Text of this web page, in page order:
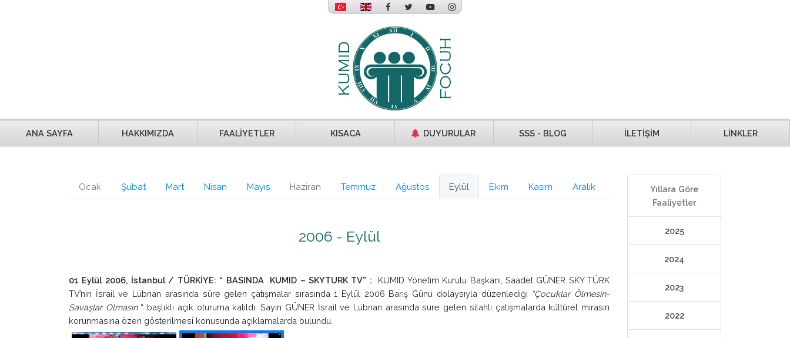
ANA SAYFA HAKKIMIZDA FAALİYETLER KISACA DUYURULAR SSS - BLOG İLETİŞİM LİNKLER
Ocak Şubat Mart Nisan Mayıs Haziran Temmuz Ağustos Eylül Ekim Kasım Aralık
2006 - Eylül
01 Eylül 2006, İstanbul / TÜRKİYE: “ BASINDA KUMID – SKYTURK TV” : KUMID Yönetim Kurulu Başkanı, Saadet GÜNER SKY TÜRK
TV’nin İsrail ve Lübnan arasında süre gelen çatışmalar sırasında 1 Eylül 2006 Barış Günü dolaysıyla düzenlediği “Çocuklar Ölmesin-
Savaşlar Olmasın “ başlıklı açık oturuma katıldı. Sayın GÜNER İsrail ve Lübnan arasında sure gelen silahlı çatışmalarda kültürel mirasın
korunmasına özen gösterilmesi konusunda açıklamalarda bulundu.
Yıllara Göre
Faaliyetler
2025
2024
2023
2022